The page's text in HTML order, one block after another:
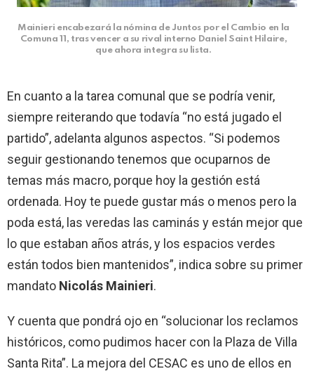
Mainieri encabezará la nómina de Juntos por el Cambio en la
Comuna 11, tras vencer a su rival interno Daniel Saint Hilaire,
que ahora integra su lista.
En cuanto a la tarea comunal que se podría venir,
siempre reiterando que todavía “no está jugado el
partido”, adelanta algunos aspectos. “Si podemos
seguir gestionando tenemos que ocuparnos de
temas más macro, porque hoy la gestión está
ordenada. Hoy te puede gustar más o menos pero la
poda está, las veredas las caminás y están mejor que
lo que estaban años atrás, y los espacios verdes
están todos bien mantenidos”, indica sobre su primer
mandato Nicolás Mainieri.
Y cuenta que pondrá ojo en “solucionar los reclamos
históricos, como pudimos hacer con la Plaza de Villa
Santa Rita”. La mejora del CESAC es uno de ellos en